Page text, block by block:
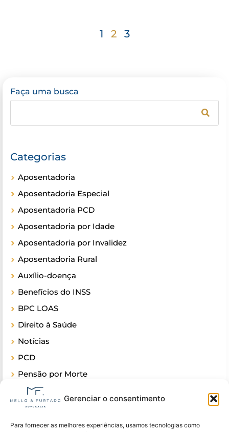
Gerenciar o consentimento
Para fornecer as melhores experiências, usamos tecnologias como
1 2 3
Faça uma busca
Categorias
Aposentadoria
Aposentadoria Especial
Aposentadoria PCD
Aposentadoria por Idade
Aposentadoria por Invalidez
Aposentadoria Rural
Auxílio-doença
Benefícios do INSS
BPC LOAS
Direito à Saúde
Notícias
PCD
Pensão por Morte
Sobre o INSS